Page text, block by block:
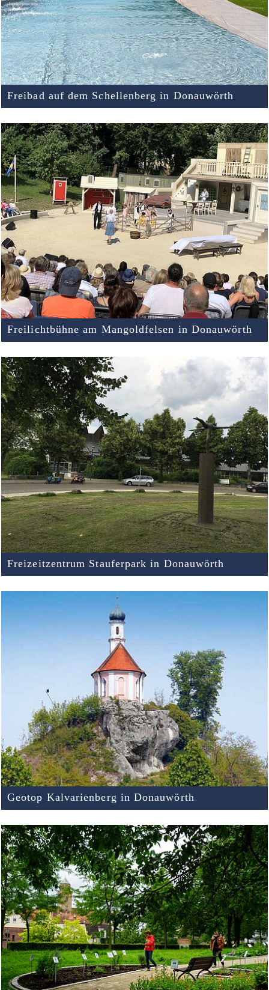
Freibad auf dem Schellenberg in Donauwörth
Freilichtbühne am Mangoldfelsen in Donauwörth
Freizeitzentrum Stauferpark in Donauwörth
Geotop Kalvarienberg in Donauwörth